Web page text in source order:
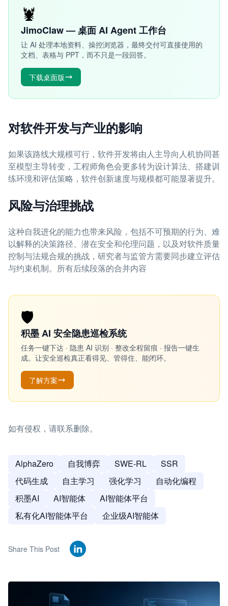
🦞
JimoClaw — 桌面 AI Agent 工作台
让 AI 处理本地资料、操控浏览器，最终交付可直接使用的
文档、表格与 PPT，而不只是一段回答。
下载桌面版
对软件开发与产业的影响
如果该路线大规模可行，软件开发将由人主导向人机协同甚
至模型主导转变，工程师角色会更多转为设计算法、搭建训
练环境和评估策略，软件创新速度与规模都可能显著提升。
风险与治理挑战
这种自我进化的能力也带来风险，包括不可预期的行为、难
以解释的决策路径、潜在安全和伦理问题，以及对软件质量
控制与法规合规的挑战，研究者与监管方需要同步建立评估
与约束机制。所有后续段落的合并内容
🛡️
积墨 AI 安全隐患巡检系统
任务一键下达 · 隐患 AI 识别 · 整改全程留痕 · 报告一键生
成。让安全巡检真正看得见、管得住、能闭环。
了解方案
如有侵权，请联系删除。
AlphaZero 自我博弈 SWE-RL
SSR
代码生成
自主学习 强化学习
自动化编程
积墨AI
AI智能体
AI智能体平台
私有化AI智能体平台
企业级AI智能体
Share This Post